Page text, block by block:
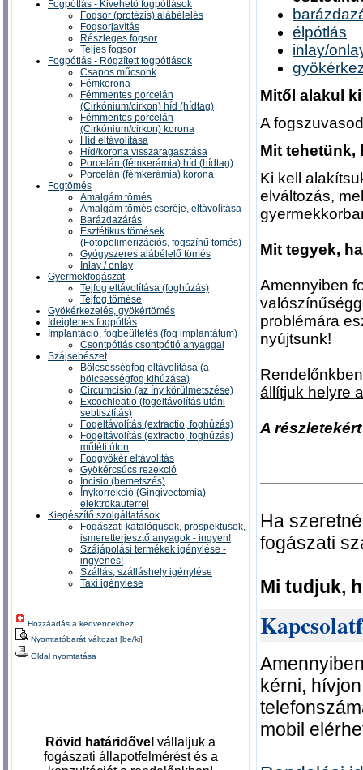
Fogpótlás - Kivehető fogpótlások
Fogsor (protézis) alábélelés
Fogsorjavítás
Részleges fogsor
Teljes fogsor
Fogpótlás - Rögzített fogpótlások
Csapos műcsonk
Fémkorona
Fémmentes porcelán
(Cirkónium/cirkon) híd (hídtag)
Fémmentes porcelán
(Cirkónium/cirkon) korona
Híd eltávolítása
Híd/korona visszaragasztása
Porcelán (fémkerámia) híd (hídtag)
Porcelán (fémkerámia) korona
Fogtömés
Amalgám tömés
Amalgám tömés cseréje, eltávolítása
Barázdazárás
Esztétikus tömések
(Fotopolimerizációs, fogszínű tömés)
Gyógyszeres alábélelő tömés
Inlay / onlay
Gyermekfogászat
Tejfog eltávolítása (foghúzás)
Tejfog tömése
Gyökérkezelés, gyökértömés
Ideiglenes fogpótlás
Implantáció, fogbeültetés (fog implantátum)
Csontpótlás csontpótló anyaggal
Szájsebészet
Bölcsességfog eltávolítása (a
bölcsességfog kihúzása)
Circumcisio (az íny körülmetszése)
Excochleatio (fogeltávolítás utáni
sebtisztítás)
Fogeltávolítás (extractio, foghúzás)
Fogeltávolítás (extractio, foghúzás)
műtéti úton
Foggyökér eltávolítás
Gyökércsúcs rezekció
Incisio (bemetszés)
Ínykorrekció (Gingivectomia)
elektrokauterrel
Kiegészítő szolgáltatások
Fogászati katalógusok, prospektusok,
ismeretterjesztő anyagok - ingyen!
Szájápolási termékek igénylése -
ingyenes!
Szállás, szálláshely igénylése
Taxi igénylése
Hozzáadás a kedvencekhez
Nyomtatóbarát változat [be/ki]
Oldal nyomtatása
Rövid határidővel vállaljuk a
fogászati állapotfelmérést és a
élpótlás
inlay/
Mitől alakul
A
Mit tehetünk,
Ki kell
elváltozás,
Mit tegyek,
Amennyiben
problémára
nyújtsunk!
állítjuk helyre
A
Ha
fogászati
Mi tudjuk,
kérni,
mobil